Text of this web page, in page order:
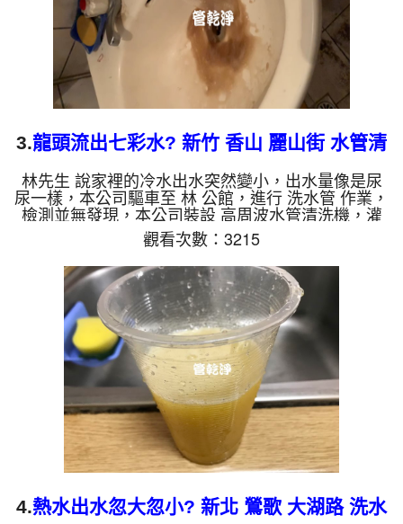
3.龍頭流出七彩水? 新竹 香山 麗山街 水管清
洗
林先生 說家裡的冷水出水突然變小，出水量像是尿
尿一樣，本公司驅車至 林 公館，進行 洗水管 作業，
檢測並無發現，本公司裝設 高周波水管清洗機，灌
入 檸檬酸 至水管，等了約15分，開啟 水管清洗機 ，
啟動 脈衝波 模式，一洗水管就流出髒水，越洗顏色
就越多種，過程中多次堵塞，還不時掉出異物碎片，
改用特殊工法，四個多小時後，出水量恢復正常了。
如是自來水，如水管老化，會產生鐵鏽跟泥沙堆積，
洗出來的水就會是咖啡色，地下水含有氧化錳，管壁
上會結成黑色管垢，洗出來的水會跟石油一樣黑，有
些洗出綠色的水，...
觀看次數：3215
4.熱水出水忽大忽小? 新北 鶯歌 大湖路 洗水